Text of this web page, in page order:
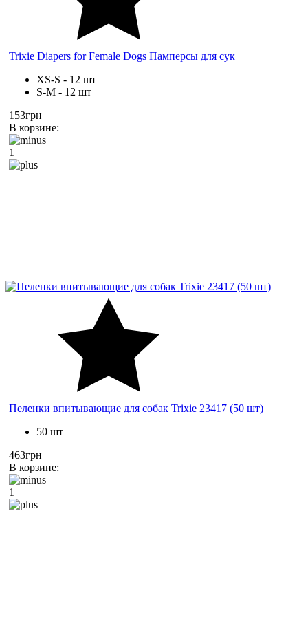
Trixie Diapers for Female Dogs Памперсы для сук
XS-S - 12 шт
S-M - 12 шт
153грн
В корзине:
1
Пеленки впитывающие для собак Trixie 23417 (50 шт)
50 шт
463грн
В корзине:
1